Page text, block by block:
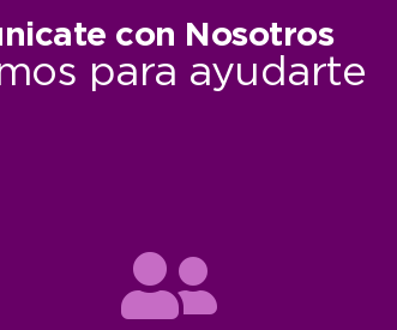
con Nosotros
para ayudarte